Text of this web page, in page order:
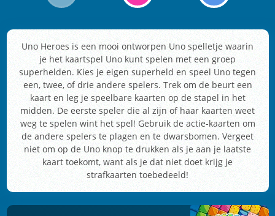
Uno Heroes is een mooi ontworpen Uno spelletje waarin
je het kaartspel Uno kunt spelen met een groep
superhelden. Kies je eigen superheld en speel Uno tegen
een, twee, of drie andere spelers. Trek om de beurt een
kaart en leg je speelbare kaarten op de stapel in het
midden. De eerste speler die al zijn of haar kaarten weet
weg te spelen wint het spel! Gebruik de actie-kaarten om
de andere spelers te plagen en te dwarsbomen. Vergeet
niet om op de Uno knop te drukken als je aan je laatste
kaart toekomt, want als je dat niet doet krijg je
strafkaarten toebedeeld!